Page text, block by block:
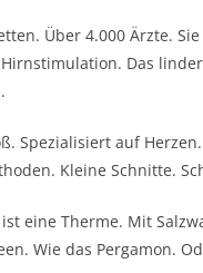
Über 4.000 Ärzte.
Das
Spezialisiert auf
Kleine Schnitte.
eine Therme. Mit
Wie das Pergamon.